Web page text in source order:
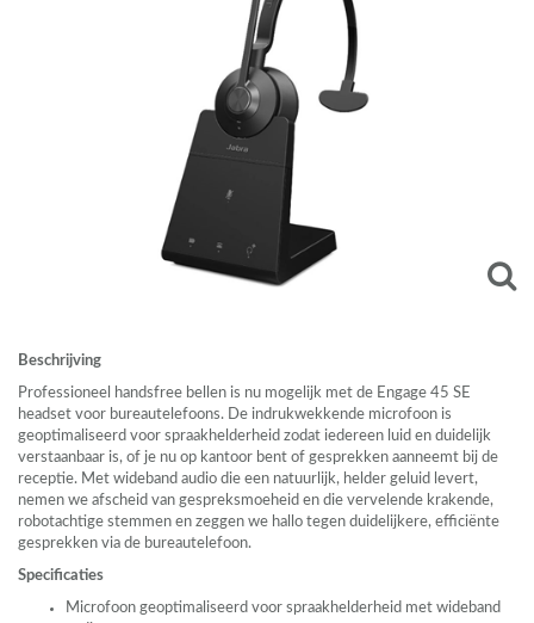
Beschrijving
Professioneel handsfree bellen is nu mogelijk met de Engage 45 SE
headset voor bureautelefoons. De indrukwekkende microfoon is
geoptimaliseerd voor spraakhelderheid zodat iedereen luid en duidelijk
verstaanbaar is, of je nu op kantoor bent of gesprekken aanneemt bij de
receptie. Met wideband audio die een natuurlijk, helder geluid levert,
nemen we afscheid van gespreksmoeheid en die vervelende krakende,
robotachtige stemmen en zeggen we hallo tegen duidelijkere, efficiënte
gesprekken via de bureautelefoon.
Specificaties
Microfoon geoptimaliseerd voor spraakhelderheid met wideband